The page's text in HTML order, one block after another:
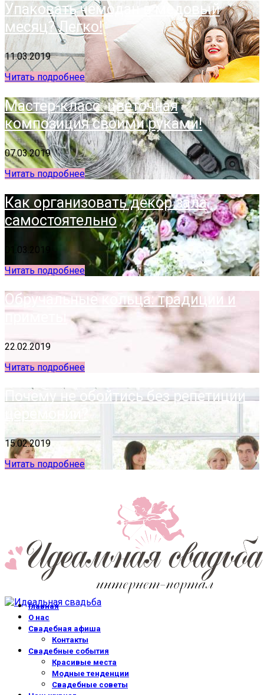
Упаковать чемодан в медовый
месяц? Легко!
11.03.2019
Читать подробнее
Мастер-класс: цветочная
композиция своими руками!
07.03.2019
Читать подробнее
Как организовать декор зала
самостоятельно
01.03.2019
Читать подробнее
Обручальные кольца: традиции и
приметы
22.02.2019
Читать подробнее
Почему не обойтись без репетиции
церемонии?
15.02.2019
Читать подробнее
Главная
О нас
Свадебная афиша
Контакты
Свадебные события
Красивые места
Модные тенденции
Свадебные советы